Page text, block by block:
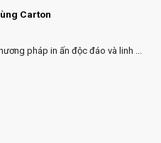
Carton
pháp in ấn độc đáo và linh ...